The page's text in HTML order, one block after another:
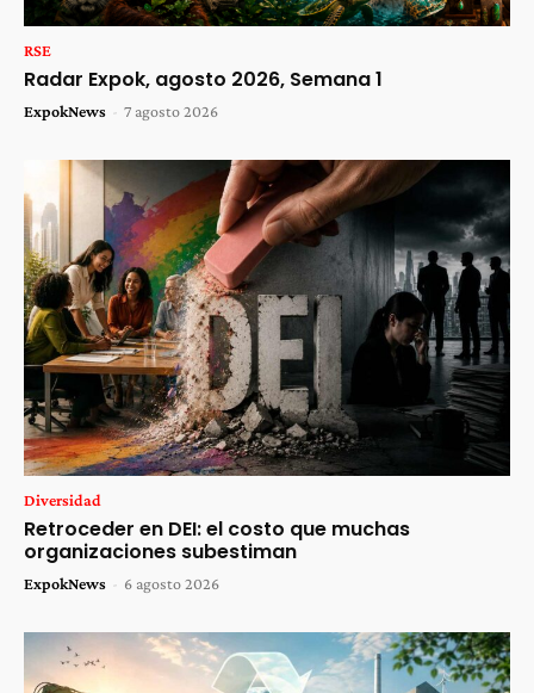
RSE
Radar Expok, agosto 2026, Semana 1
ExpokNews - 7 agosto 2026
Diversidad
Retroceder en DEI: el costo que muchas
organizaciones subestiman
ExpokNews - 6 agosto 2026